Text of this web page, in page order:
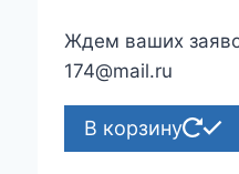
Ждем ваших
174@mail.ru
В корзину